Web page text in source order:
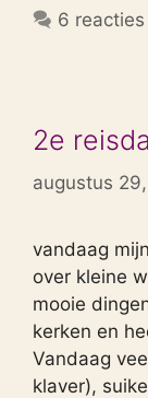
6 reacties
2e
augustus
vandaag
over kleine
mooie
kerken en
Vandaag
klaver),